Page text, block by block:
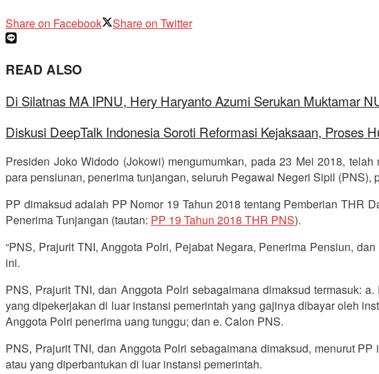
Share on Facebook Share on Twitter
READ ALSO
Di Silatnas MA IPNU, Hery Haryanto Azumi Serukan Muktamar
Diskusi DeepTalk Indonesia Soroti Reformasi Kejaksaan, Proses
Presiden Joko Widodo (Jokowi) mengumumkan, pada 23 Mei 2018,
para pensiunan, penerima tunjangan, seluruh Pegawai Negeri Sipil (PNS),
PP dimaksud adalah PP Nomor 19 Tahun 2018 tentang Pemberian THR
Penerima Tunjangan (tautan: PP 19 Tahun 2018 THR PNS).
“PNS, Prajurit TNI, Anggota Polri, Pejabat Negara, Penerima Pensiun,
ini.
PNS, Prajurit TNI, dan Anggota Polri sebagaimana dimaksud termasuk:
yang dipekerjakan di luar instansi pemerintah yang gajinya dibayar oleh
Anggota Polri penerima uang tunggu; dan e. Calon PNS.
PNS, Prajurit TNI, dan Anggota Polri sebagaimana dimaksud, menurut
atau yang diperbantukan di luar instansi pemerintah.